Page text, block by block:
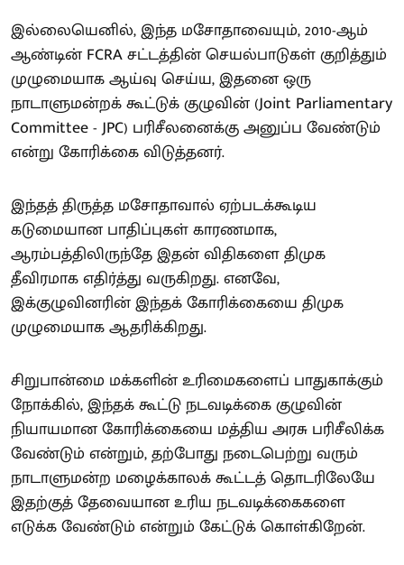
இல்லையெனில், இந்த மசோதாவையும், 2010-ஆம்
ஆண்டின் FCRA சட்டத்தின் செயல்பாடுகள் குறித்தும்
முழுமையாக ஆய்வு செய்ய, இதனை ஒரு
நாடாளுமன்றக் கூட்டுக் குழுவின் (Joint Parliamentary
Committee - JPC) பரிசீலனைக்கு அனுப்ப வேண்டும்
என்று கோரிக்கை விடுத்தனர்.
இந்தத் திருத்த மசோதாவால் ஏற்படக்கூடிய
கடுமையான பாதிப்புகள் காரணமாக,
ஆரம்பத்திலிருந்தே இதன் விதிகளை திமுக
தீவிரமாக எதிர்த்து வருகிறது. எனவே,
இக்குழுவினரின் இந்தக் கோரிக்கையை திமுக
முழுமையாக ஆதரிக்கிறது.
சிறுபான்மை மக்களின் உரிமைகளைப் பாதுகாக்கும்
நோக்கில், இந்தக் கூட்டு நடவடிக்கை குழுவின்
நியாயமான கோரிக்கையை மத்திய அரசு பரிசீலிக்க
வேண்டும் என்றும், தற்போது நடைபெற்று வரும்
நாடாளுமன்ற மழைக்காலக் கூட்டத் தொடரிலேயே
இதற்குத் தேவையான உரிய நடவடிக்கைகளை
எடுக்க வேண்டும் என்றும் கேட்டுக் கொள்கிறேன்.